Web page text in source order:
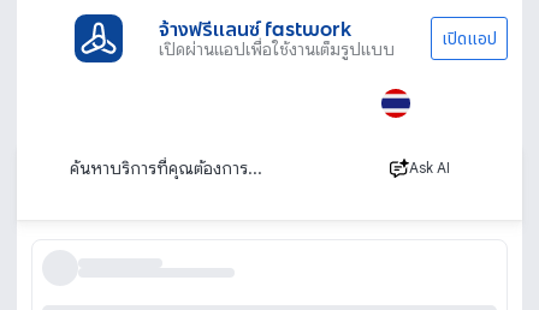
จ้างฟรีแลนซ์ fastwork
เปิดผ่านแอปเพื่อใช้งานเต็มรูปแบบ เปิดแอป
Ask AI
Label & Packaging
ออกแบบผลิตภัณฑ์ บรรจุภัณฑ์ และฉลาก
เรียงตาม